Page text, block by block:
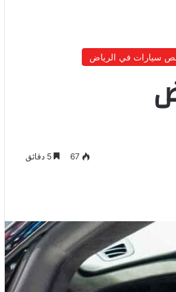
سيارات في الرياض
67